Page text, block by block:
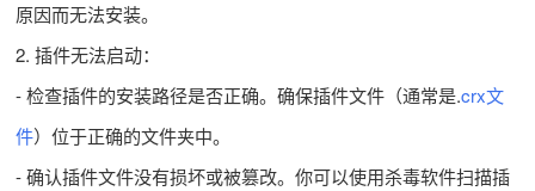
原因而无法安装。
2. 插件无法启动：
- 检查插件的安装路径是否正确。确保插件文件（通常是.crx文
件）位于正确的文件夹中。
- 确认插件文件没有损坏或被篡改。你可以使用杀毒软件扫描插